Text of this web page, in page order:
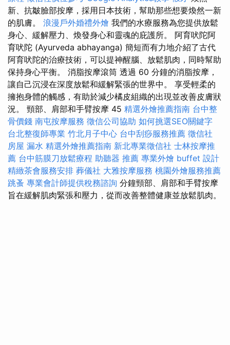
新、抗皺臉部按摩，採用日本技術，幫助那些想要煥然一新
的肌膚。 浪漫戶外婚禮外燴 我們的水療服務為您提供放鬆
身心、緩解壓力、煥發身心和靈魂的庇護所。 阿育吠陀阿
育吠陀 (Ayurveda abhayanga) 簡短而有力地介紹了古代
阿育吠陀的治療技術，可以提神醒腦、放鬆肌肉，同時幫助
保持身心平衡。 消脂按摩滾筒 透過 60 分鐘的消脂按摩，
讓自己沉浸在深度放鬆和緩解緊張的世界中。 享受輕柔的
擁抱身體的觸感，有助於減少橘皮組織的出現並改善皮膚狀
況。 頸部、肩部和手臂按摩 45 精選外燴推薦指南 台中整
骨價錢 南屯按摩服務 徵信公司協助 如何挑選SEO關鍵字
台北整復師專業 竹北月子中心 台中刮痧服務推薦 徵信社
房屋 漏水 精選外燴推薦指南 新北專業徵信社 士林按摩推
薦 台中筋膜刀放鬆療程 助聽器 推薦 專業外燴 buffet 設計
精緻茶會服務安排 葬儀社 大雅按摩服務 桃園外燴服務推薦
跳蚤 專業會計師提供稅務諮詢 分鐘頸部、肩部和手臂按摩
旨在緩解肌肉緊張和壓力，從而改善整體健康並放鬆肌肉。